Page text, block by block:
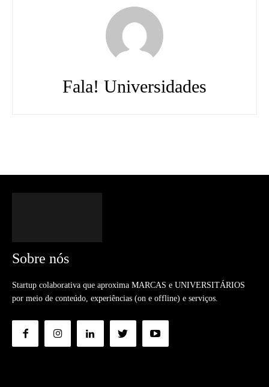
Fala! Universidades
Sobre nós
Startup colaborativa que aproxima MARCAS e UNIVERSITÁRIOS
por meio de conteúdo, experiências (on e offline) e serviços.